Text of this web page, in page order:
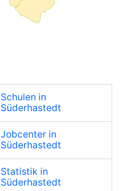
Schulen in
Süderhastedt
Jobcenter in
Süderhastedt
Statistik in
Süderhastedt